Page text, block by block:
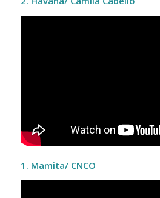
1. Mamita/ CNCO